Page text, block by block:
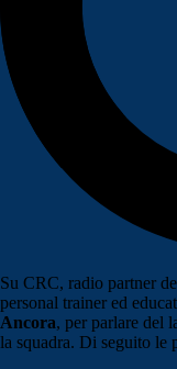
Su CRC, radio partner
personal trainer ed
Ancora, per parlare del
la squadra. Di seguito le